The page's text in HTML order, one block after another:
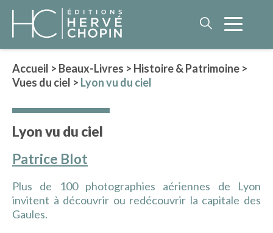
ROMAN HISTORIQUE
LITTÉRATURE GÉNÉRALE
Accueil > Beaux-Livres > Histoire & Patrimoine >
Vues du ciel > Lyon vu du ciel
Lyon vu du ciel
Patrice Blot
Plus de 100 photographies aériennes de Lyon
invitent à découvrir ou redécouvrir la capitale des
Gaules.